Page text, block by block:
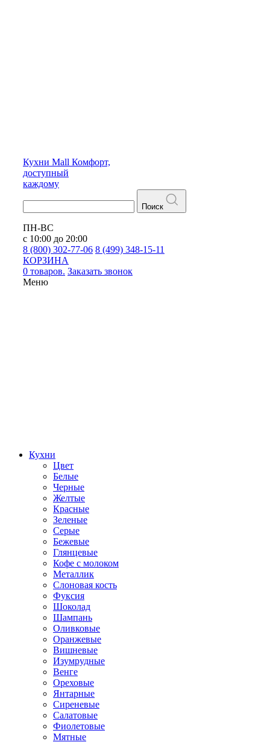
Кухни Mall Комфорт,
доступный
каждому
Поиск
ПН-ВС
с 10:00 до 20:00
8 (800) 302-77-06 8 (499) 348-15-11
КОРЗИНА
0 товаров. Заказать звонок
Меню
Кухни
Цвет
Белые
Черные
Желтые
Красные
Зеленые
Серые
Бежевые
Глянцевые
Кофе с молоком
Металлик
Слоновая кость
Фуксия
Шоколад
Шампань
Оливковые
Оранжевые
Вишневые
Изумрудные
Венге
Ореховые
Янтарные
Сиреневые
Салатовые
Фиолетовые
Мятные